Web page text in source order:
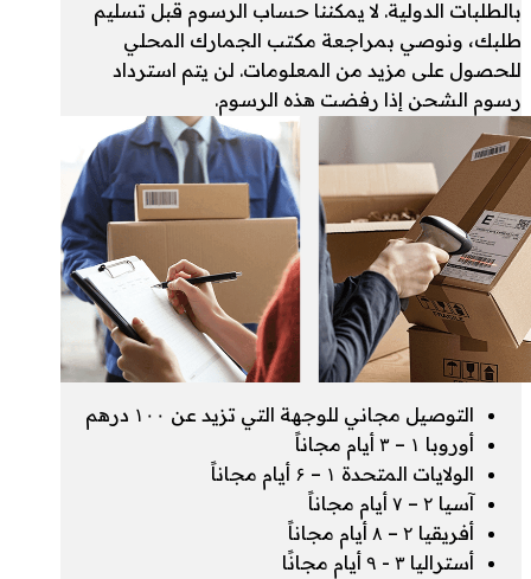
بالطلبات الدولية. لا يمكننا حساب الرسوم قبل تسليم
طلبك، ونوصي بمراجعة مكتب الجمارك المحلي
للحصول على مزيد من المعلومات. لن يتم استرداد
رسوم الشحن إذا رفضت هذه الرسوم.
التوصيل مجاني للوجهة التي تزيد عن ۱۰۰ درهم
أوروبا ۱ – ۳ أيام مجاناً
الولايات المتحدة ۱ – ۶ أيام مجاناً
آسيا ۲ – ۷ أيام مجاناً
أفريقيا ۲ – ۸ أيام مجاناً
أستراليا ۳ - ۹ أيام مجانًا